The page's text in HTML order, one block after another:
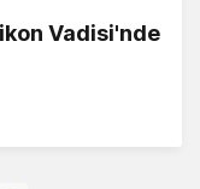
Vadisi'nde